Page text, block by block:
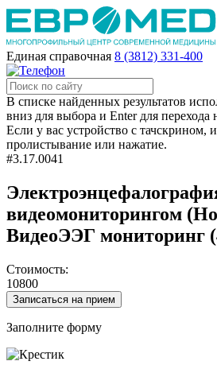
Единая справочная 8 (3812) 331-400
В списке найденных результатов
вниз для выбора и Enter для
Если у вас устройство с тачскрином,
пролистывание или нажатие.
#3.17.0041
видеомониторингом
ВидеоЭЭГ мониторинг
Стоимость:
10800
Записаться на прием
Заполните форму